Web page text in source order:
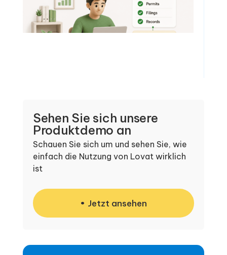
Sehen Sie sich unsere
Produktdemo an
Schauen Sie sich um und sehen Sie, wie
einfach die Nutzung von Lovat wirklich
ist
Jetzt ansehen